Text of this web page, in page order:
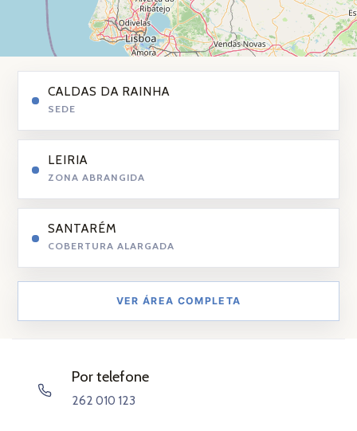
CALDAS DA RAINHA
SEDE
LEIRIA
ZONA ABRANGIDA
SANTARÉM
COBERTURA ALARGADA
VER ÁREA COMPLETA
Por telefone
262 010 123